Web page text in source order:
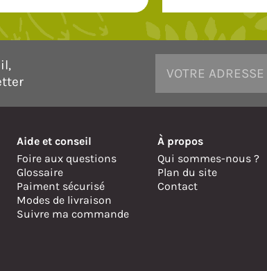
Aide et conseil
Foire aux questions
Glossaire
Paiment sécurisé
Modes de livraison
Suivre ma commande
À propos
Qui sommes-nous ?
Plan du site
Contact